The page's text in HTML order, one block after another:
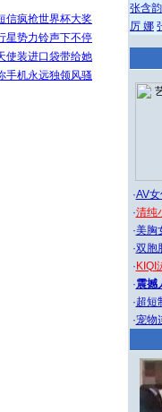
张含韵
厉 娜
·AV
·清纯
·美胸
·双胞
· KIQI
·震撼
·超短
·宠物